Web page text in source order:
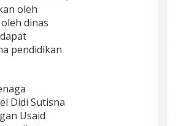
oleh
dinas
pendidikan
Didi Sutisna
Usaid